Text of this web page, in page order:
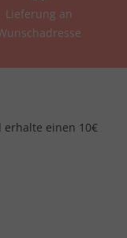
Lieferung an
einen 10€